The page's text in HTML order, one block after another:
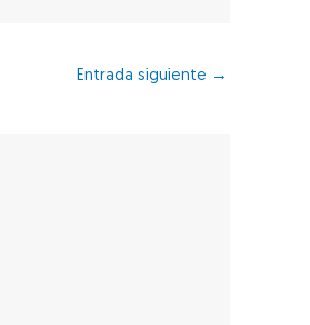
Entrada siguiente →